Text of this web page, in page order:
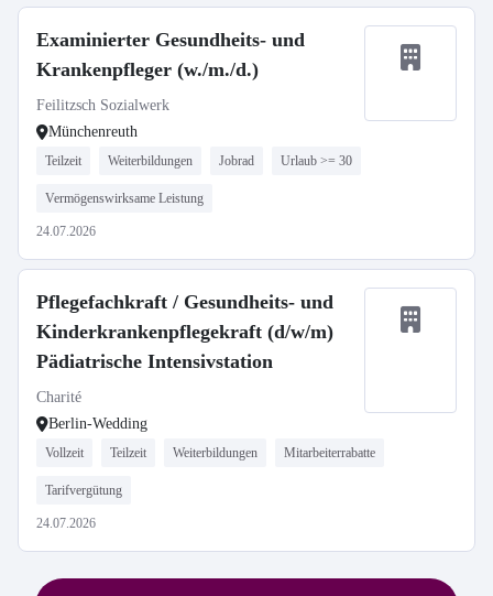
Examinierter Gesundheits- und
Krankenpfleger (w./m./d.)
Feilitzsch Sozialwerk
Münchenreuth
Teilzeit Weiterbildungen Jobrad Urlaub >= 30
Vermögenswirksame Leistung
24.07.2026
Pflegefachkraft / Gesundheits- und
Kinderkrankenpflegekraft (d/w/m)
Pädiatrische Intensivstation
Charité
Berlin-Wedding
Vollzeit Teilzeit Weiterbildungen Mitarbeiterrabatte
Tarifvergütung
24.07.2026